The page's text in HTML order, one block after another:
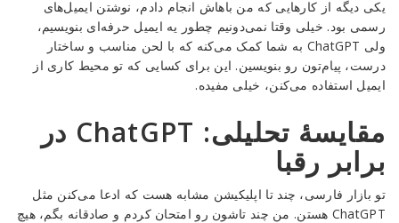
یکی دیگه از کارهایی که من باهاش انجام دادم، نوشتن ایمیل‌های
رسمی بود. خیلی وقتا نمی‌دونیم چطور یه ایمیل حرفه‌ای بنویسیم،
ولی ChatGPT به شما کمک می‌کنه که با لحن مناسب و ساختار
درست، پیام‌تون رو بنویسین. این برای کسایی که تو محیط کاری از
ایمیل استفاده می‌کنن، خیلی مفیده.
مقایسهٔ تحلیلی: ChatGPT در
برابر رقبا
تو بازار فارسی، چند تا اپلیکیشن مشابه هست که ادعا می‌کنن مثل
ChatGPT هستن. من چند تاشون رو امتحان کردم و صادقانه بگم، هیچ